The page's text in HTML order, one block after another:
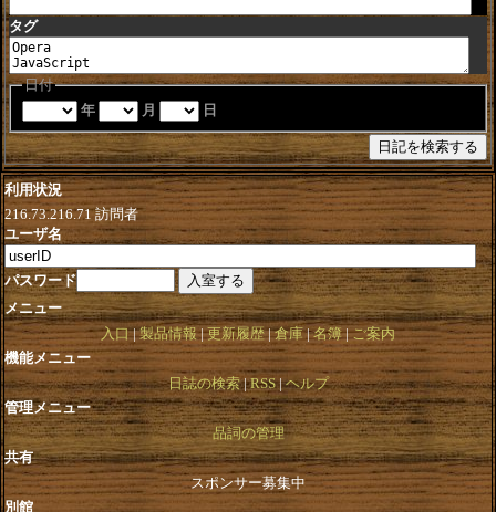
タグ
日付
年
月 日
利用状況
216.73.216.71訪問者
ユーザ名
パスワード
メニュー
入口 製品情報 更新履歴 倉庫 名簿 ご案内
機能メニュー
日誌の検索 RSS ヘルプ
管理メニュー
品詞の管理
共有
スポンサー募集中
別館